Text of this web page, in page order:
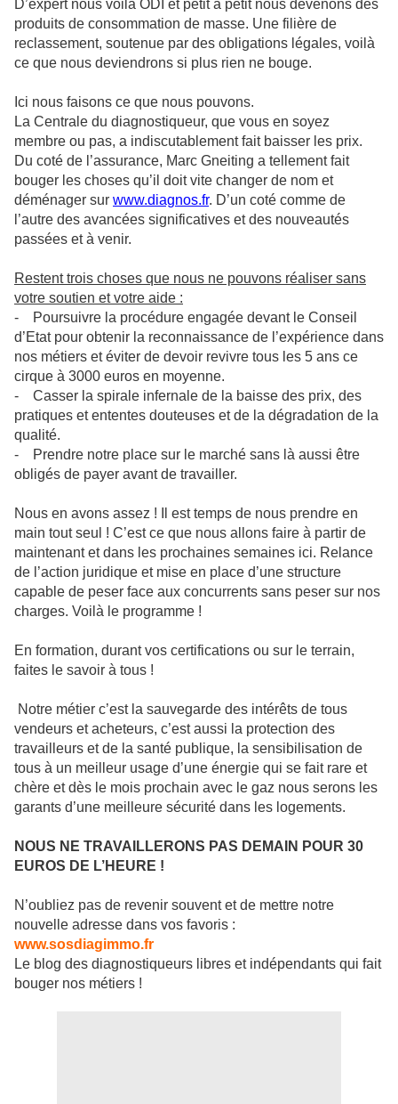
D’expert nous voilà ODI et petit à petit nous devenons des
produits de consommation de masse. Une filière de
reclassement, soutenue par des obligations légales, voilà
ce que nous deviendrons si plus rien ne bouge.
Ici nous faisons ce que nous pouvons.
La Centrale du diagnostiqueur, que vous en soyez
membre ou pas, a indiscutablement fait baisser les prix.
Du coté de l’assurance, Marc Gneiting a tellement fait
bouger les choses qu’il doit vite changer de nom et
déménager sur www.diagnos.fr. D’un coté comme de
l’autre des avancées significatives et des nouveautés
passées et à venir.
Restent trois choses que nous ne pouvons réaliser sans
votre soutien et votre aide :
- Poursuivre la procédure engagée devant le Conseil
d’Etat pour obtenir la reconnaissance de l’expérience dans
nos métiers et éviter de devoir revivre tous les 5 ans ce
cirque à 3000 euros en moyenne.
- Casser la spirale infernale de la baisse des prix, des
pratiques et ententes douteuses et de la dégradation de la
qualité.
- Prendre notre place sur le marché sans là aussi être
obligés de payer avant de travailler.
Nous en avons assez ! Il est temps de nous prendre en
main tout seul ! C’est ce que nous allons faire à partir de
maintenant et dans les prochaines semaines ici. Relance
de l’action juridique et mise en place d’une structure
capable de peser face aux concurrents sans peser sur nos
charges. Voilà le programme !
En formation, durant vos certifications ou sur le terrain,
faites le savoir à tous !
Notre métier c’est la sauvegarde des intérêts de tous
vendeurs et acheteurs, c’est aussi la protection des
travailleurs et de la santé publique, la sensibilisation de
tous à un meilleur usage d’une énergie qui se fait rare et
chère et dès le mois prochain avec le gaz nous serons les
garants d’une meilleure sécurité dans les logements.
NOUS NE TRAVAILLERONS PAS DEMAIN POUR 30
EUROS DE L’HEURE !
N’oubliez pas de revenir souvent et de mettre notre
nouvelle adresse dans vos favoris :
www.sosdiagimmo.fr
Le blog des diagnostiqueurs libres et indépendants qui fait
bouger nos métiers !